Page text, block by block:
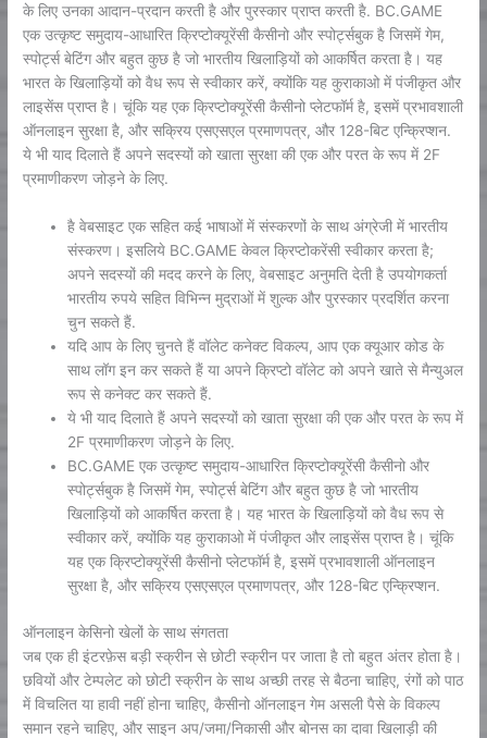
के लिए उनका आदान-प्रदान करती है और पुरस्कार प्राप्त करती है. BC.GAME
एक उत्कृष्ट समुदाय-आधारित क्रिप्टोक्यूरेंसी कैसीनो और स्पोर्ट्सबुक है जिसमें गेम,
स्पोर्ट्स बेटिंग और बहुत कुछ है जो भारतीय खिलाड़ियों को आकर्षित करता है। यह
भारत के खिलाड़ियों को वैध रूप से स्वीकार करें, क्योंकि यह कुराकाओ में पंजीकृत और
लाइसेंस प्राप्त है। चूंकि यह एक क्रिप्टोक्यूरेंसी कैसीनो प्लेटफॉर्म है, इसमें प्रभावशाली
ऑनलाइन सुरक्षा है, और सक्रिय एसएसएल प्रमाणपत्र, और 128-बिट एन्क्रिप्शन.
ये भी याद दिलाते हैं अपने सदस्यों को खाता सुरक्षा की एक और परत के रूप में 2F
प्रमाणीकरण जोड़ने के लिए.
है वेबसाइट एक सहित कई भाषाओं में संस्करणों के साथ अंग्रेजी में भारतीय
संस्करण। इसलिये BC.GAME केवल क्रिप्टोकरेंसी स्वीकार करता है;
अपने सदस्यों की मदद करने के लिए, वेबसाइट अनुमति देती है उपयोगकर्ता
भारतीय रुपये सहित विभिन्न मुद्राओं में शुल्क और पुरस्कार प्रदर्शित करना
चुन सकते हैं.
यदि आप के लिए चुनते हैं वॉलेट कनेक्ट विकल्प, आप एक क्यूआर कोड के
साथ लॉग इन कर सकते हैं या अपने क्रिप्टो वॉलेट को अपने खाते से मैन्युअल
रूप से कनेक्ट कर सकते हैं.
ये भी याद दिलाते हैं अपने सदस्यों को खाता सुरक्षा की एक और परत के रूप में
2F प्रमाणीकरण जोड़ने के लिए.
BC.GAME एक उत्कृष्ट समुदाय-आधारित क्रिप्टोक्यूरेंसी कैसीनो और
स्पोर्ट्सबुक है जिसमें गेम, स्पोर्ट्स बेटिंग और बहुत कुछ है जो भारतीय
खिलाड़ियों को आकर्षित करता है। यह भारत के खिलाड़ियों को वैध रूप से
स्वीकार करें, क्योंकि यह कुराकाओ में पंजीकृत और लाइसेंस प्राप्त है। चूंकि
यह एक क्रिप्टोक्यूरेंसी कैसीनो प्लेटफॉर्म है, इसमें प्रभावशाली ऑनलाइन
सुरक्षा है, और सक्रिय एसएसएल प्रमाणपत्र, और 128-बिट एन्क्रिप्शन.
ऑनलाइन केसिनो खेलों के साथ संगतता
जब एक ही इंटरफ़ेस बड़ी स्क्रीन से छोटी स्क्रीन पर जाता है तो बहुत अंतर होता है।
छवियों और टेम्पलेट को छोटी स्क्रीन के साथ अच्छी तरह से बैठना चाहिए, रंगों को पाठ
में विचलित या हावी नहीं होना चाहिए, कैसीनो ऑनलाइन गेम असली पैसे के विकल्प
समान रहने चाहिए, और साइन अप/जमा/निकासी और बोनस का दावा खिलाड़ी की